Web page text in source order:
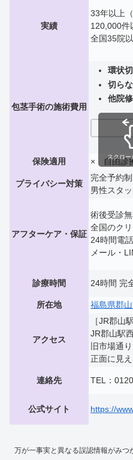
実績
33年以上
120,000件
全国35院
包茎手術の施術費用
環状
切ら
他院修
保険適用 × 自由診
プライバシー対策
完全予約制
男性スタ
アフターケア・保証
術後受診
全国のク
24時間電話
メール・
診療時間 24時間
所在地 福島県郡
アクセス
［JR郡山
JR郡山駅
旧市場通
正面に見
連絡先 TEL：
公式サイト https://
スクロー
万が一事実と異なる誤認情報がみつ